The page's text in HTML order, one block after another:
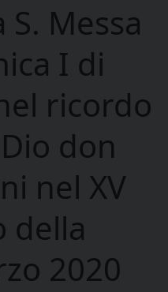
Messa
I di
ricordo
don
nel XV
della
2020